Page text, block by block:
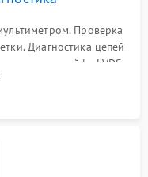
Проверка
Диагностика цепей
на шлейфе LVDS